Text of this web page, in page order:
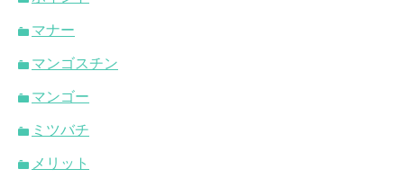
マナー
マンゴスチン
マンゴー
ミツバチ
メリット